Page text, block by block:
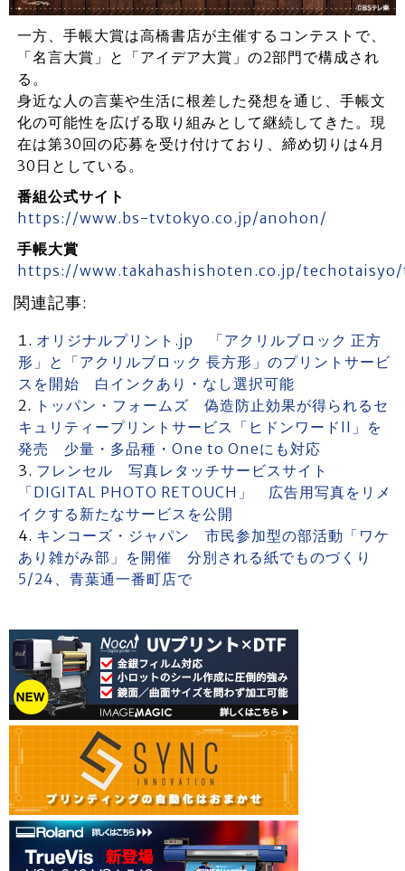
一方、手帳大賞は高橋書店が主催するコンテストで、
「名言大賞」と「アイデア大賞」の2部門で構成され
る。
身近な人の言葉や生活に根差した発想を通じ、手帳文
化の可能性を広げる取り組みとして継続してきた。現
在は第30回の応募を受け付けており、締め切りは4月
30日としている。
番組公式サイト
https://www.bs-tvtokyo.co.jp/anohon/
手帳大賞
https://www.takahashishoten.co.jp/
関連記事:
オリジナルプリント.jp 「アクリルブロック 正方
形」と「アクリルブロック 長方形」のプリントサービ
スを開始 白インクあり・なし選択可能
トッパン・フォームズ 偽造防止効果が得られるセ
キュリティープリントサービス「ヒドンワードII」を
発売 少量・多品種・One to Oneにも対応
フレンセル 写真レタッチサービスサイト
「DIGITAL PHOTO RETOUCH」 広告用写真をリメ
イクする新たなサービスを公開
キンコーズ・ジャパン 市民参加型の部活動「ワケ
あり雑がみ部」を開催 分別される紙でものづくり
5/24、青葉通一番町店で